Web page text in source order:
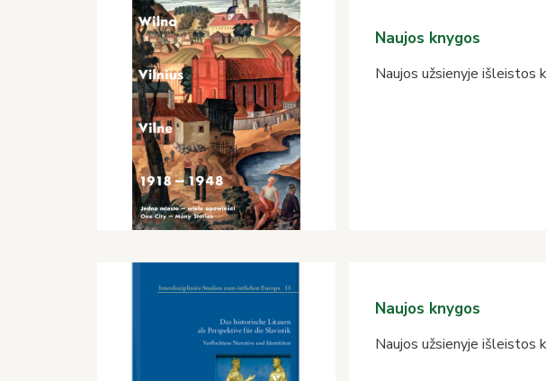
Naujos knygos
Naujos užsienyje išleistos
Naujos knygos
Naujos užsienyje išleistos